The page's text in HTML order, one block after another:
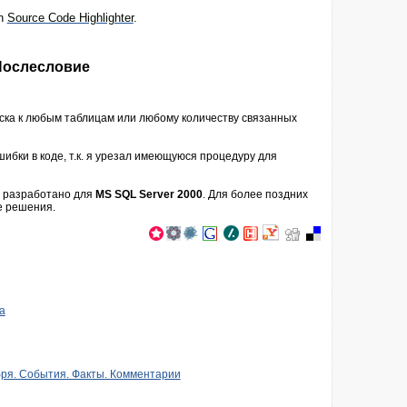
Source Code Highlighter.
к любым таблицам или любому количеству связанных
в коде, т.к. я урезал имеющуюся процедуру для
для MS SQL Server 2000. Для более поздних
решения.
События. Факты. Комментарии